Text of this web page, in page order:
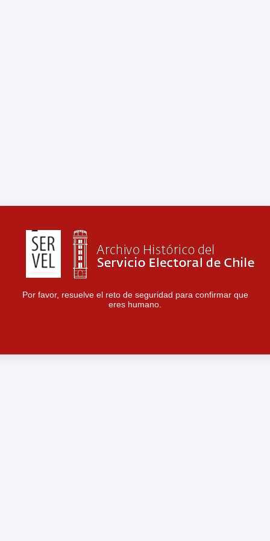
Por favor, resuelve el reto de seguridad para confirmar que
eres humano.